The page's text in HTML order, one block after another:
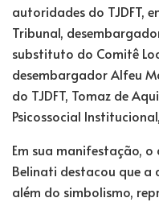
autoridades do TJDFT,
Tribunal,
substituto do Comitê
desembargador Alfeu
do TJDFT, Tomaz de
Psicossocial
Em sua manifestação,
Belinati destacou que a
além do simbolismo,